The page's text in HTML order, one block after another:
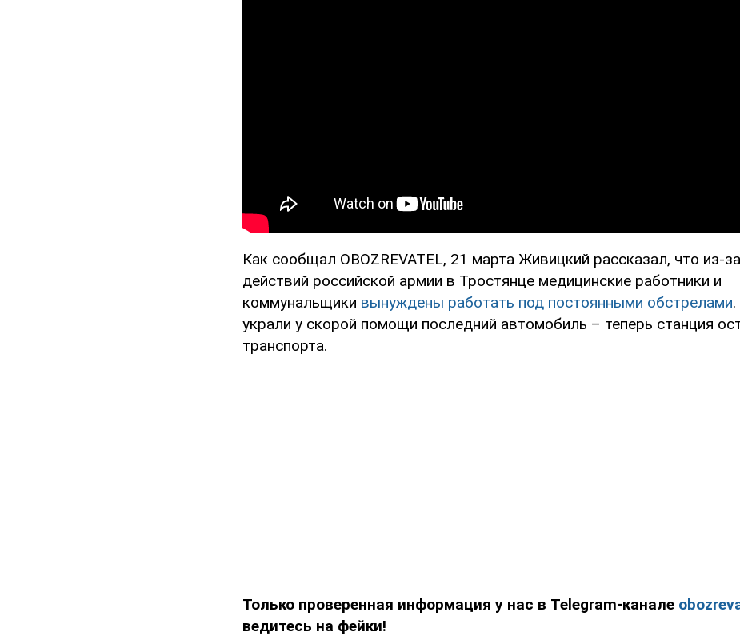
Как сообщал OBOZREVATEL, 21 марта Живицкий рассказал, что из-
действий российской армии в Тростянце медицинские работники и
коммунальщики вынуждены работать под постоянными обстрелами
украли у скорой помощи последний автомобиль – теперь станция
транспорта.
Только проверенная информация у нас в Telegram-канале
ведитесь на фейки!